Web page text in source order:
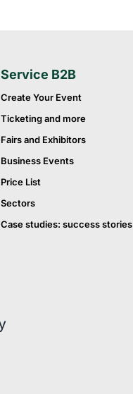
Service B2B
Create Your Event
Ticketing and more
Fairs and Exhibitors
Business Events
Price List
Sectors
Case studies: success stories